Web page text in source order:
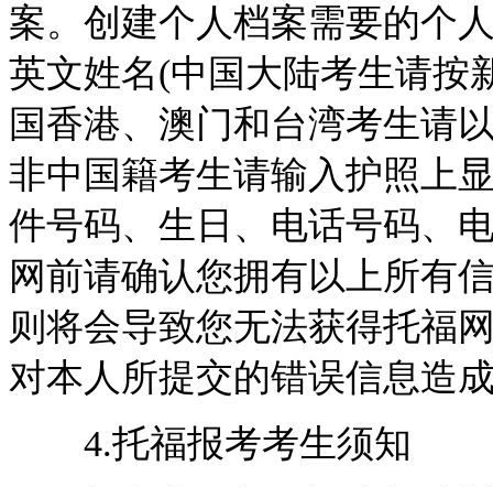
案。创建个人档案需要的个
英文姓名(中国大陆考生请按
国香港、澳门和台湾考生请
非中国籍考生请输入护照上
件号码、生日、电话号码、
网前请确认您拥有以上所有
则将会导致您无法获得托福
对本人所提交的错误信息造
4.托福报考考生须知